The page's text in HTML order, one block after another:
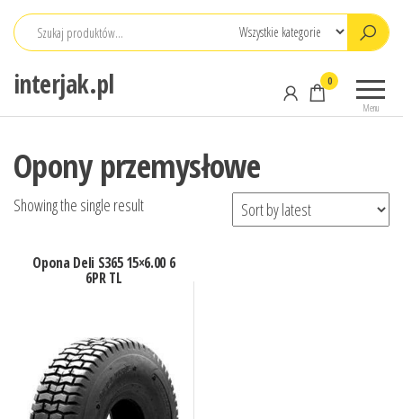
Przejdź
interjak.pl
Menu
0
Opony przemysłowe
Showing the single result
Opona Deli S365 15×6.00 6
6PR TL